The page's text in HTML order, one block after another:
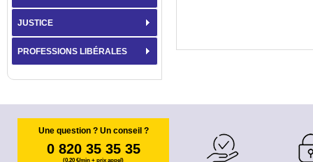
JUSTICE
PROFESSIONS LIBÉRALES
Une question ? Un conseil ?
0 820 35 35 35
(0,20 €/min + prix appel)